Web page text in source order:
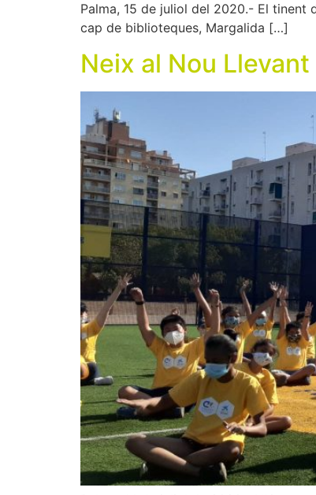
Palma, 15 de juliol del 2020.- El tinent
cap de biblioteques, Margalida […]
Neix al Nou